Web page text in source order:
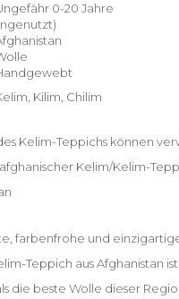
0-20 Jahre
Kilim, Chilim
Kelim-Teppichs können
Kelim/Kelim-
farbenfrohe und
Teppich aus Afghanistan
die beste Wolle dieser